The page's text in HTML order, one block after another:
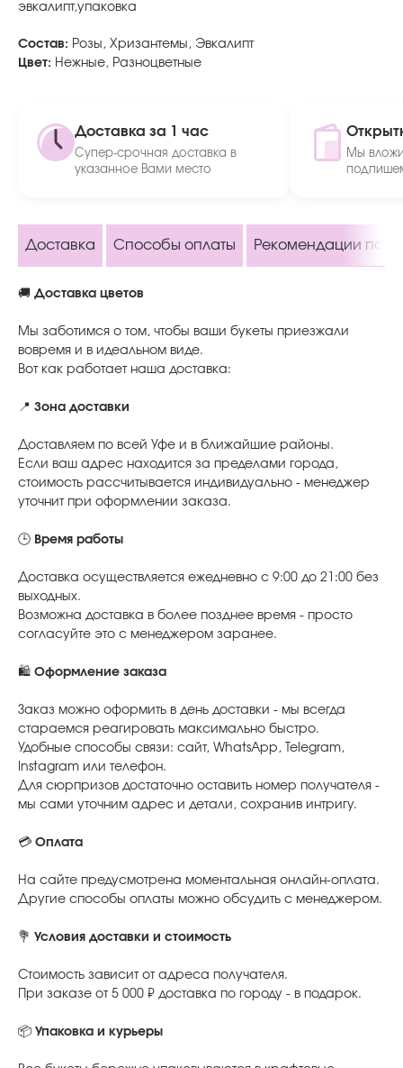
эвкалипт,упаковка
Состав: Розы, Хризантемы, Эвкалипт
Цвет: Нежные, Разноцветные
Доставка за 1 час
Супер-срочная доставка в
указанное Вами место
Мы
Доставка Способы оплаты Рекомендации по
🚚 Доставка цветов
Мы заботимся о том, чтобы ваши букеты приезжали
вовремя и в идеальном виде.
Вот как работает наша доставка:
📍 Зона доставки
Доставляем по всей Уфе и в ближайшие районы.
Если ваш адрес находится за пределами города,
стоимость рассчитывается индивидуально - менеджер
уточнит при оформлении заказа.
🕒 Время работы
Доставка осуществляется ежедневно с 9:00 до 21:00 без
выходных.
Возможна доставка в более позднее время - просто
согласуйте это с менеджером заранее.
🛍️ Оформление заказа
Заказ можно оформить в день доставки - мы всегда
стараемся реагировать максимально быстро.
Удобные способы связи: сайт, WhatsApp, Telegram,
Instagram или телефон.
Для сюрпризов достаточно оставить номер получателя -
мы сами уточним адрес и детали, сохранив интригу.
💳 Оплата
На сайте предусмотрена моментальная онлайн-оплата.
Другие способы оплаты можно обсудить с менеджером.
💐 Условия доставки и стоимость
Стоимость зависит от адреса получателя.
При заказе от 5 000 ₽ доставка по городу - в подарок.
📦 Упаковка и курьеры